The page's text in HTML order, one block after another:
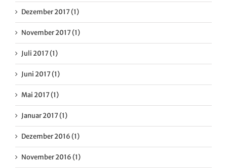
Dezember 2017 (1)
November 2017 (1)
Juli 2017 (1)
Juni 2017 (1)
Mai 2017 (1)
Januar 2017 (1)
Dezember 2016 (1)
November 2016 (1)